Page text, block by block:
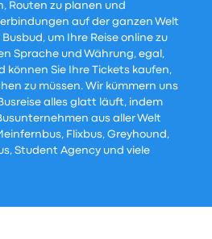
Routen zu planen und
auf der ganzen Welt
um Ihre Reise online zu
Sprache und Währung, egal,
können Sie Ihre Tickets kaufen,
zu müssen. Wir kümmern uns
alles glatt läuft, indem
aus aller Welt
Flixbus, Greyhound,
Student Agency und viele